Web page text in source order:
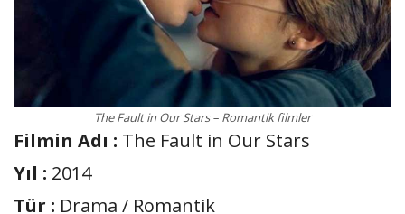
The Fault in Our Stars – Romantik filmler
Filmin Adı : The Fault in Our Stars
Yıl : 2014
Tür : Drama / Romantik